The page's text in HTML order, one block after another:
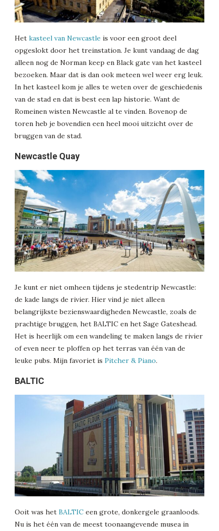
Het kasteel van Newcastle is voor een groot deel
opgeslokt door het treinstation. Je kunt vandaag de dag
alleen nog de Norman keep en Black gate van het kasteel
bezoeken. Maar dat is dan ook meteen wel weer erg leuk.
In het kasteel kom je alles te weten over de geschiedenis
van de stad en dat is best een lap historie. Want de
Romeinen wisten Newcastle al te vinden. Bovenop de
toren heb je bovendien een heel mooi uitzicht over de
bruggen van de stad.
Newcastle Quay
Je kunt er niet omheen tijdens je stedentrip Newcastle:
de kade langs de rivier. Hier vind je niet alleen
belangrijkste bezienswaardigheden Newcastle, zoals de
prachtige bruggen, het BALTIC en het Sage Gateshead.
Het is heerlijk om een wandeling te maken langs de rivier
of even neer te ploffen op het terras van één van de
leuke pubs. Mijn favoriet is Pitcher & Piano.
BALTIC
Ooit was het BALTIC een grote, donkergele graanloods.
Nu is het één van de meest toonaangevende musea in